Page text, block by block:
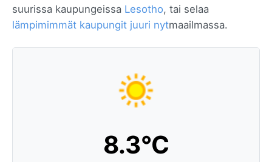
suurissa kaupungeissa Lesotho, tai selaa
lämpimimmät kaupungit juuri nytmaailmassa.
8.3°C